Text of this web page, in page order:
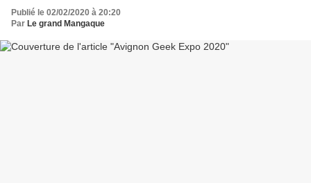
Publié le 02/02/2020 à 20:20
Par Le grand Mangaque